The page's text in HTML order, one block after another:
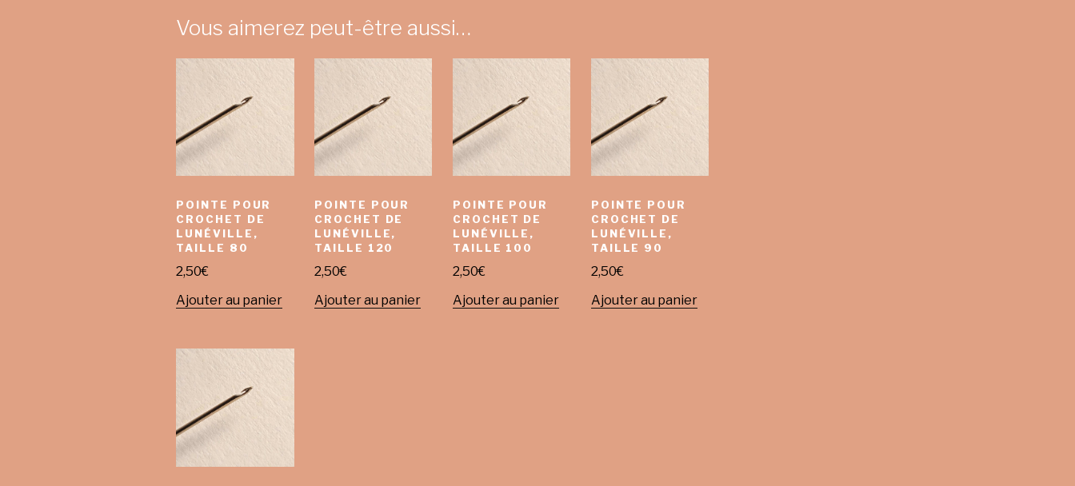
Vous aimerez peut-être aussi…
POINTE POUR
CROCHET DE
LUNÉVILLE,
TAILLE 80
2,50€
Ajouter au panier
POINTE POUR
CROCHET DE
LUNÉVILLE,
TAILLE 120
2,50€
Ajouter au panier
POINTE POUR
CROCHET DE
LUNÉVILLE,
TAILLE 100
2,50€
Ajouter au panier
POINTE POUR
CROCHET DE
LUNÉVILLE,
TAILLE 90
2,50€
Ajouter au panier